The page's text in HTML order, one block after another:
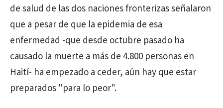
de salud de las dos naciones fronterizas señalaron
que a pesar de que la epidemia de esa
enfermedad -que desde octubre pasado ha
causado la muerte a más de 4.800 personas en
Haití- ha empezado a ceder, aún hay que estar
preparados "para lo peor".